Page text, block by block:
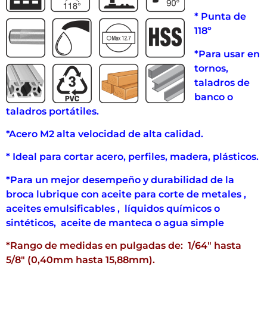
* Punta de
118º
*Para usar en
tornos,
taladros de
banco o
taladros portátiles.
*Acero M2 alta velocidad de alta calidad.
* Ideal para cortar acero, perfiles, madera, plásticos.
*Para un mejor desempeño y durabilidad de la
broca lubrique con aceite para corte de metales ,
aceites emulsificables , líquidos químicos o
sintéticos, aceite de manteca o agua simple
*Rango de medidas en pulgadas de: 1/64″ hasta
5/8″ (0,40mm hasta 15,88mm).